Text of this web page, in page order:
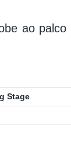
ao
Stage